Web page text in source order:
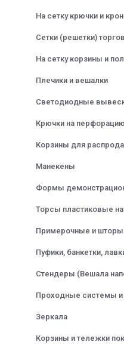
На сетку крючки и
Сетки (решетки)
На сетку корзины и
Плечики и вешалки
Светодиодные
Крючки на
Корзины для
Манекены
Формы
Торсы пластиковые на
Примерочные и шторы
Пуфики, банкетки,
Стендеры (Вешала
Проходные системы и
Зеркала
Корзины и тележки